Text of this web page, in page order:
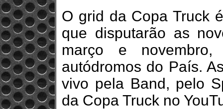
O grid da Copa Truck
que disputarão as
março e
autódromos do País.
vivo pela Band, pelo
da Copa Truck no